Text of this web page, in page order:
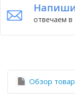
отвечаем в
Обзор